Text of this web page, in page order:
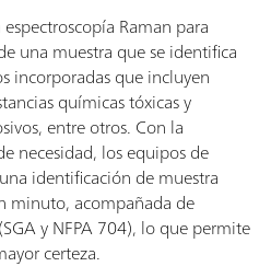
Raman para
una muestra que se identifica
incorporadas que incluyen
químicas tóxicas y
entre otros. Con la
necesidad, los equipos de
identificación de muestra
minuto, acompañada de
y NFPA 704), lo que permite
certeza.